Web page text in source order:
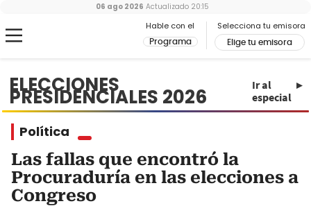
Hable con el
Programa
Selecciona tu emisora
Elige tu emisora
06 ago 2026 Actualizado 20:15
ELECCIONES
PRESIDENCIALES 2026
Ir al
especial
Política
Las fallas que encontró la
Procuraduría en las elecciones a
Congreso